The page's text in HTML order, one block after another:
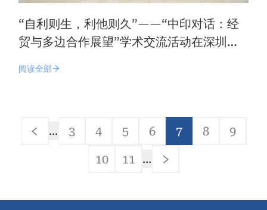
“自利则生，利他则久”——“中印对话：经
贸与多边合作展望”学术交流活动在深圳前
阅读全部
前
… Page
3 Page
4 Page
5 Page
6
当
前
7 Page
8 Page
9
Page
10 Page
11 …
下